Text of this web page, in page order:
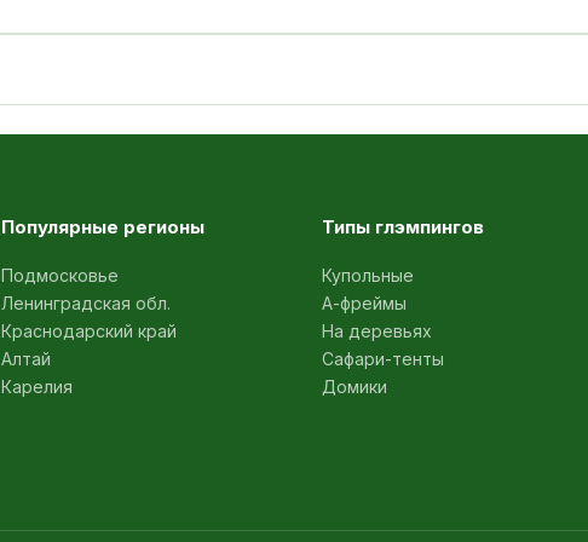
Популярные регионы
Подмосковье
Ленинградская обл.
Краснодарский край
Алтай
Карелия
Типы глэмпингов
Купольные
А-фреймы
На деревьях
Сафари-тенты
Домики